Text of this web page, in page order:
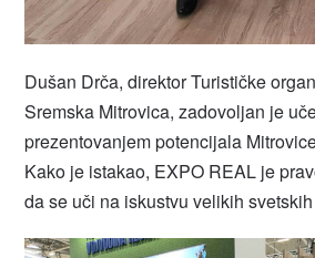
Dušan Drča, direktor Turističke
Sremska Mitrovica, zadovoljan je
prezentovanjem potencijala
Kako je istakao, EXPO REAL je
da se uči na iskustvu velikih